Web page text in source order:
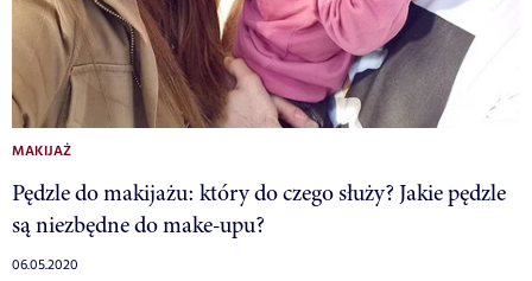
MAKIJAŻ
Pędzle do makijażu: który do czego służy? Jakie pędzle
są niezbędne do make-upu?
06.05.2020